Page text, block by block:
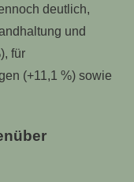
deutlich,
und
für
(+11,1 %) sowie